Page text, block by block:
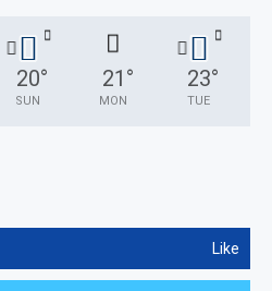
20°
SUN
21 °
MON
23°
TUE
Like